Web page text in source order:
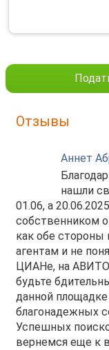
Отзывы
Аннет
нашли
01.06, а
собственником
как обе стороны
агентам и не
ЦИАНе, на
будьте
данной
благонадежных
Успешных
вернемся еще к